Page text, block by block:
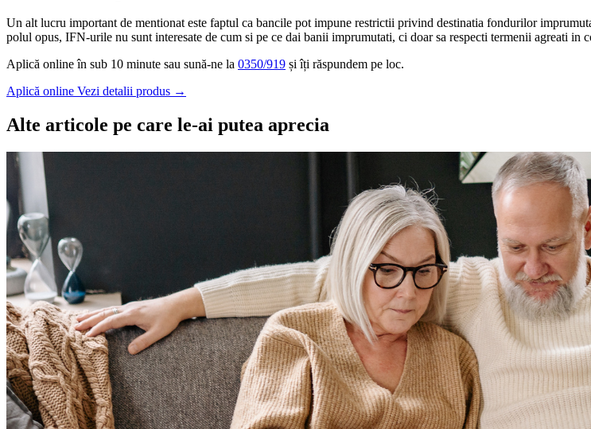
Un alt lucru important de mentionat este faptul ca bancile pot impune restrictii privind destinatia fondurilor
polul opus, IFN-urile nu sunt interesate de cum si pe ce dai banii imprumutati, ci doar sa respecti termenii agreati in
Aplică online în sub 10 minute sau sună-ne la 0350/919 și îți răspundem pe loc.
Aplică online Vezi detalii produs →
Alte articole pe care le-ai putea aprecia